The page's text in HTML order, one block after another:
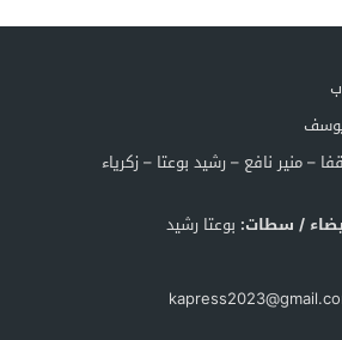
– منير نافع – رشيد بوعتا – زكرياء
/ سطات: بوعتا رشيد